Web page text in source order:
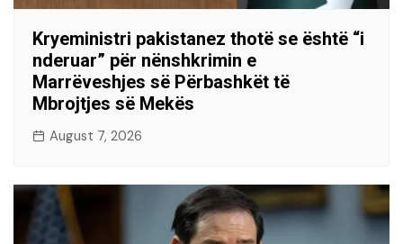
Kryeministri pakistanez thotë se është “i
nderuar” për nënshkrimin e
Marrëveshjes së Përbashkët të
Mbrojtjes së Mekës
August 7, 2026